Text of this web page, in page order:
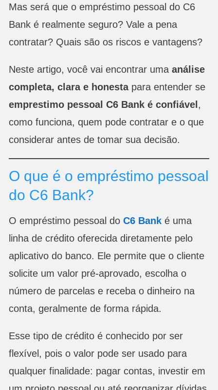
Mas será que o empréstimo pessoal do C6
Bank é realmente seguro? Vale a pena
contratar? Quais são os riscos e vantagens?
Neste artigo, você vai encontrar uma análise
completa, clara e honestapara entender se
emprestimo pessoal C6 Bank é confiável,
como funciona, quem pode contratar e o que
considerar antes de tomar sua decisão.
O que é o empréstimo pessoal
do C6 Bank?
O empréstimo pessoal do C6 Banké uma
linha de crédito oferecida diretamente pelo
aplicativo do banco. Ele permite que o cliente
solicite um valor pré-aprovado, escolha o
número de parcelas e receba o dinheiro na
conta, geralmente de forma rápida.
Esse tipo de crédito é conhecido por ser
flexível, pois o valor pode ser usado para
qualquer finalidade: pagar contas, investir em